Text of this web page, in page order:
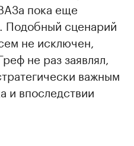
пока еще
Подобный сценарий
не исключен,
не раз заявлял,
важным
и впоследствии